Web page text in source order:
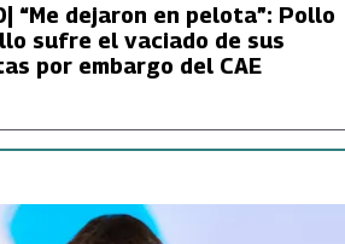
“Me dejaron en pelota”: Pollo
sufre el vaciado de sus
por embargo del CAE